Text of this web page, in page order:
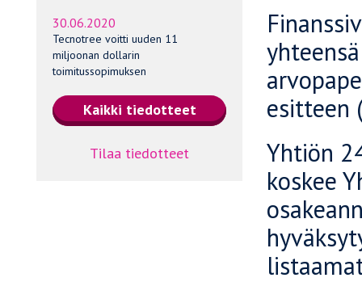
30.06.2020
Tecnotree voitti uuden 11
miljoonan dollarin
toimitussopimuksen
Tilaa tiedotteet
esitteen
Yhtiön
koskee